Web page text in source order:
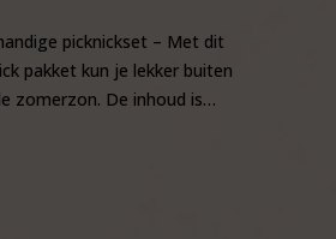
picknickset – Met dit
pakket kun je lekker buiten
zomerzon. De inhoud is…